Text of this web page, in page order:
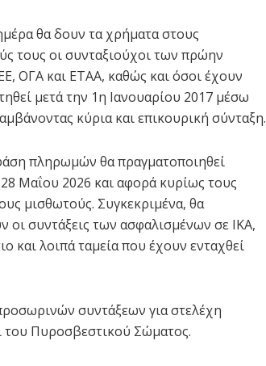
θα δουν τα χρήματα στους
τους οι συνταξιούχοι των πρώην
ΟΓΑ και ΕΤΑΑ, καθώς και όσοι έχουν
μετά την 1η Ιανουαρίου 2017 μέσω
κύρια και επικουρική σύνταξη.
πληρωμών θα πραγματοποιηθεί
Μαΐου 2026 και αφορά κυρίως τους
μισθωτούς. Συγκεκριμένα, θα
οι συντάξεις των ασφαλισμένων σε ΙΚΑ,
και λοιπά ταμεία που έχουν ενταχθεί
συντάξεων για στελέχη
Πυροσβεστικού Σώματος.